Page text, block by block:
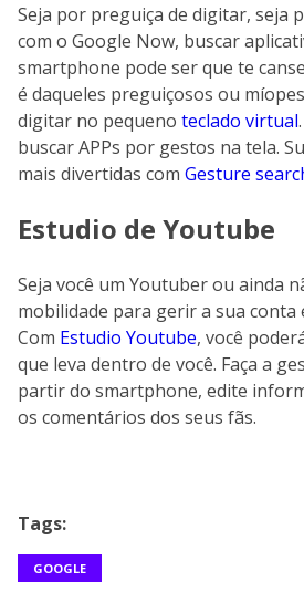
Seja por preguiça de digitar, seja
com o Google Now, buscar
smartphone pode ser que te
é daqueles preguiçosos ou
digitar no pequeno teclado virtual
buscar APPs por gestos na tela.
mais divertidas com Gesture
Estudio de Youtube
Seja você um Youtuber ou ainda
mobilidade para gerir a sua conta
Com Estudio Youtube, você
que leva dentro de você. Faça a
partir do smartphone, edite
os comentários dos seus fãs.
Tags:
GOOGLE